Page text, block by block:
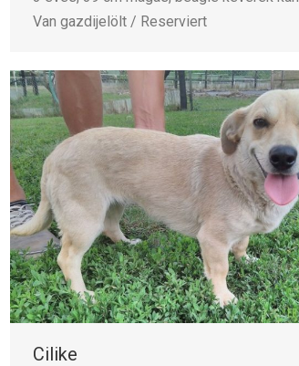
Van gazdijelölt / Reserviert
Cilike